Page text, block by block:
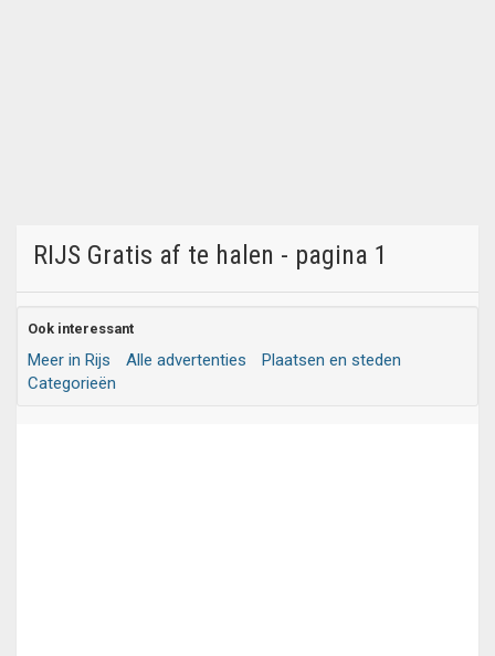
RIJS Gratis af te halen - pagina 1
Ook interessant
Meer in Rijs Alle advertenties
Plaatsen en steden
Categorieën